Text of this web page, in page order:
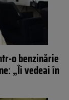
o benzinărie
„Îi vedeai în